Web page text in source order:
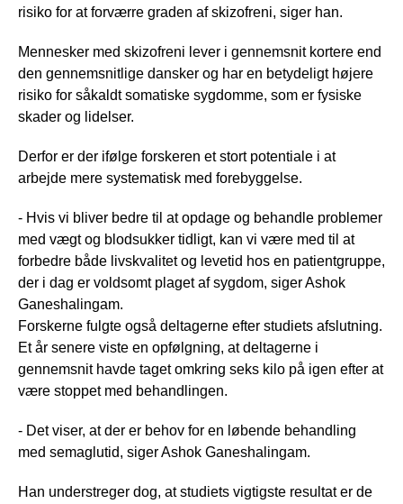
risiko for at forværre graden af skizofreni, siger han.
Mennesker med skizofreni lever i gennemsnit kortere end
den gennemsnitlige dansker og har en betydeligt højere
risiko for såkaldt somatiske sygdomme, som er fysiske
skader og lidelser.
Derfor er der ifølge forskeren et stort potentiale i at
arbejde mere systematisk med forebyggelse.
- Hvis vi bliver bedre til at opdage og behandle problemer
med vægt og blodsukker tidligt, kan vi være med til at
forbedre både livskvalitet og levetid hos en patientgruppe,
der i dag er voldsomt plaget af sygdom, siger Ashok
Ganeshalingam.
Forskerne fulgte også deltagerne efter studiets afslutning.
Et år senere viste en opfølgning, at deltagerne i
gennemsnit havde taget omkring seks kilo på igen efter at
være stoppet med behandlingen.
- Det viser, at der er behov for en løbende behandling
med semaglutid, siger Ashok Ganeshalingam.
Han understreger dog, at studiets vigtigste resultat er de